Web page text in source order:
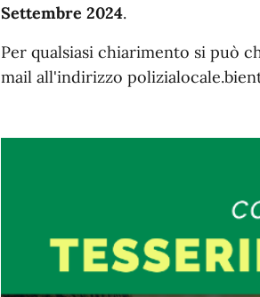
Settembre 2024.
Per qualsiasi chiarimento si può
mail all'indirizzo